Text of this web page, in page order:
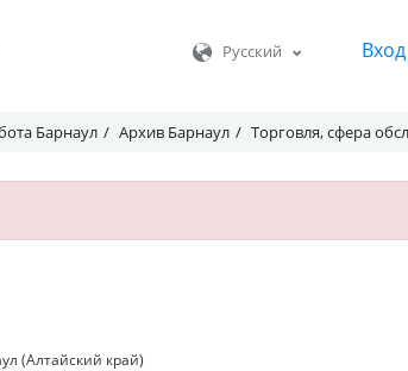
Русский Вход
Барнаул Архив Барнаул Торговля, сфера
(Алтайский край)